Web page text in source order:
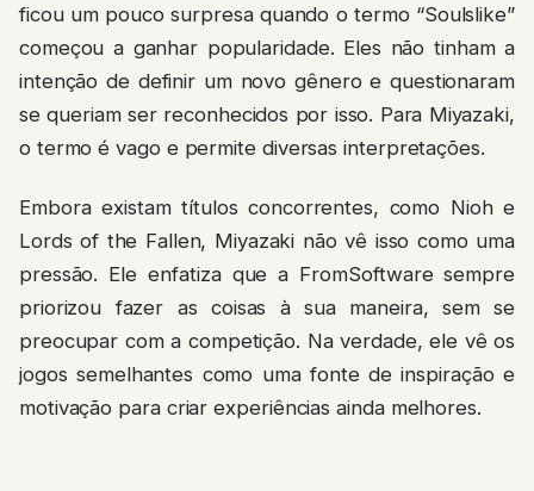
ficou um pouco surpresa quando o termo “Soulslike”
começou a ganhar popularidade. Eles não tinham a
intenção de definir um novo gênero e questionaram
se queriam ser reconhecidos por isso. Para Miyazaki,
o termo é vago e permite diversas interpretações.
Embora existam títulos concorrentes, como Nioh e
Lords of the Fallen, Miyazaki não vê isso como uma
pressão. Ele enfatiza que a FromSoftware sempre
priorizou fazer as coisas à sua maneira, sem se
preocupar com a competição. Na verdade, ele vê os
jogos semelhantes como uma fonte de inspiração e
motivação para criar experiências ainda melhores.